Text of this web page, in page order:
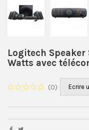
Logitech Speaker
Watts avec
(0) Ecrire